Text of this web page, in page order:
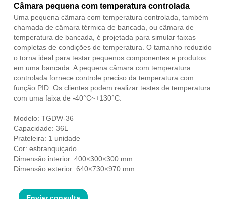
Câmara pequena com temperatura controlada
Uma pequena câmara com temperatura controlada, também
chamada de câmara térmica de bancada, ou câmara de
temperatura de bancada, é projetada para simular faixas
completas de condições de temperatura. O tamanho reduzido
o torna ideal para testar pequenos componentes e produtos
em uma bancada. A pequena câmara com temperatura
controlada fornece controle preciso da temperatura com
função PID. Os clientes podem realizar testes de temperatura
com uma faixa de -40°C~+130°C.
Modelo: TGDW-36
Capacidade: 36L
Prateleira: 1 unidade
Cor: esbranquiçado
Dimensão interior: 400×300×300 mm
Dimensão exterior: 640×730×970 mm